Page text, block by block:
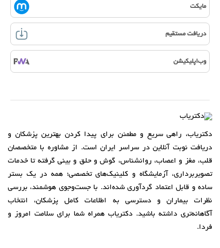
مایکت
دریافت مستقیم
وب‌اپلیکیشن
دکتریاب، راهی سریع و مطمئن برای پیدا کردن بهترین پزشکان و
دریافت نوبت آنلاین در سراسر ایران است. از مشاوره با متخصصان
قلب، مغز و اعصاب، روانشناس، گوش و حلق و بینی گرفته تا خدمات
تصویربرداری، آزمایشگاه و کلینیک‌های تخصصی؛ همه در یک بستر
ساده و قابل اعتماد گردآوری شده‌اند. با جست‌وجوی هوشمند، بررسی
نظرات بیماران و دسترسی به اطلاعات کامل پزشکان، انتخاب
آگاهانه‌تری داشته باشید. دکتریاب همراه شما برای سلامت امروز و
فردا.